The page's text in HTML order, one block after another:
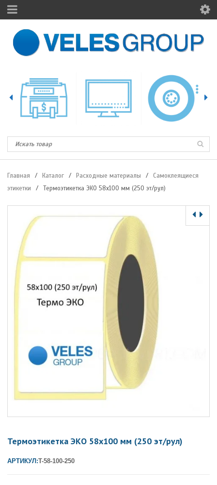
Главная / Каталог / Расходные материалы /
Самоклеящиеся
этикетки
/ Термоэтикетка ЭКО 58х100 мм (250 эт/рул)
Термоэтикетка ЭКО 58х100 мм (250 эт/рул)
АРТИКУЛ:T-58-100-250